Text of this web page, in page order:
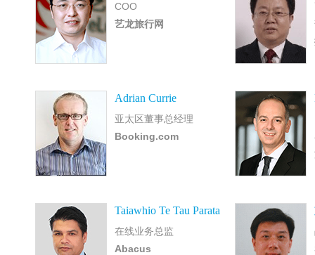
COO
艺龙旅行网
Adrian Currie
亚太区董事总经理
Booking.com
Taiawhio Te Tau Parata
在线业务总监
Abacus